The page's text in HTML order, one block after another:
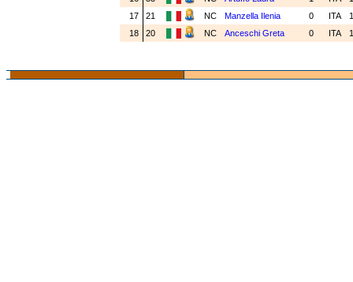
17
21 NC Manzella Ilenia 0 ITA
18
20 NC Anceschi Greta 0 ITA